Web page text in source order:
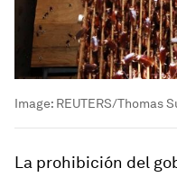
Image: REUTERS/Thomas
La prohibición del